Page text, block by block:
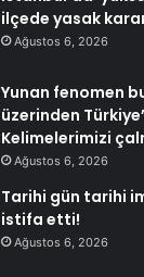
ilçede yasak
Ağustos 6, 2026
Yunan fenomen
üzerinden
Kelimelerimizi
Ağustos 6, 2026
Tarihi gün tarihi
istifa etti!
Ağustos 6, 2026